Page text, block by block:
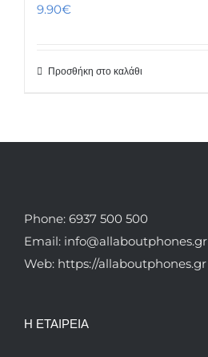
9.90€
Προσθήκη στο καλάθι
Phone: 6937 500 500
Email: info@allaboutphones.gr
Web: https://allaboutphones.gr
Η ΕΤΑΙΡΕΙΑ